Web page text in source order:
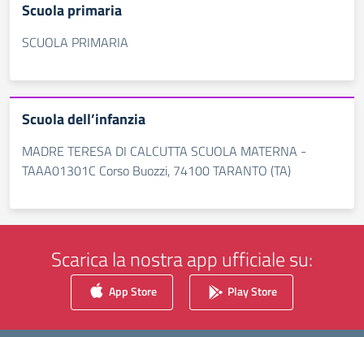
Scuola primaria
SCUOLA PRIMARIA
Scuola dell’infanzia
MADRE TERESA DI CALCUTTA SCUOLA MATERNA -
TAAA01301C Corso Buozzi, 74100 TARANTO (TA)
Scarica la nostra app ufficiale su:
App Store Play Store